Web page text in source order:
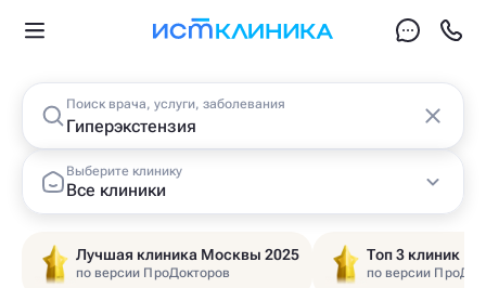
Поиск врача, услуги, заболевания
Выберите клинику
Все клиники
Лучшая клиника Москвы 2025
по версии ПроДокторов
Топ 3 клиник
по версии